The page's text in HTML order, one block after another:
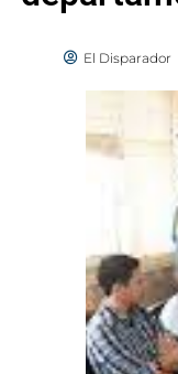
El Disparador